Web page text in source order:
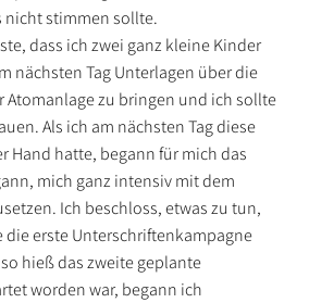
nicht stimmen sollte.
dass ich zwei ganz kleine Kinder
nächsten Tag Unterlagen über die
Atomanlage zu bringen und ich sollte
Als ich am nächsten Tag diese
Hand hatte, begann für mich das
mich ganz intensiv mit dem
Ich beschloss, etwas zu tun,
die erste Unterschriftenkampagne
hieß das zweite geplante
worden war, begann ich